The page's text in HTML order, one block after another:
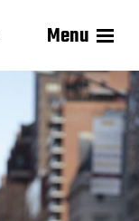
Menu